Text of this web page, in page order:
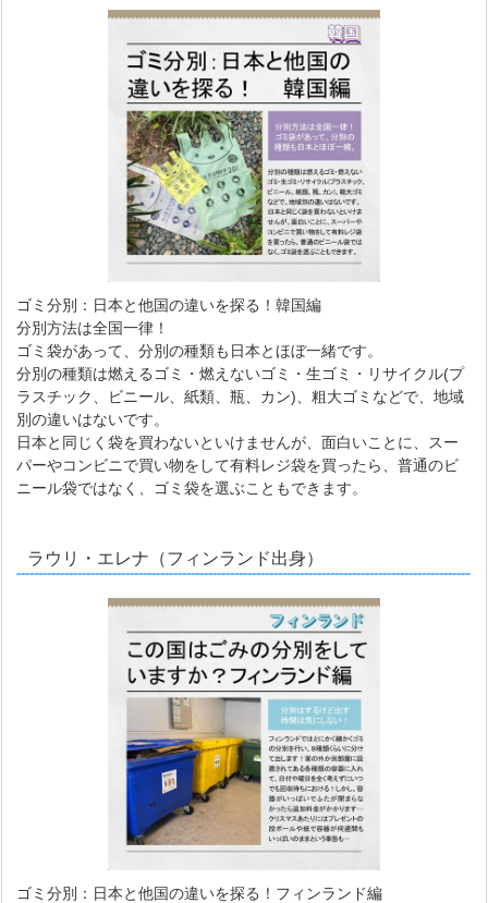
ゴミ分別：日本と他国の違いを探る！韓国編
分別方法は全国一律！
ゴミ袋があって、分別の種類も日本とほぼ一緒です。
分別の種類は燃えるゴミ・燃えないゴミ・生ゴミ・リサイクル(プ
ラスチック、ビニール、紙類、瓶、カン)、粗大ゴミなどで、地域
別の違いはないです。
日本と同じく袋を買わないといけませんが、面白いことに、スー
パーやコンビニで買い物をして有料レジ袋を買ったら、普通のビ
ニール袋ではなく、ゴミ袋を選ぶこともできます。
ラウリ・エレナ（フィンランド出身）
ゴミ分別：日本と他国の違いを探る！フィンランド編